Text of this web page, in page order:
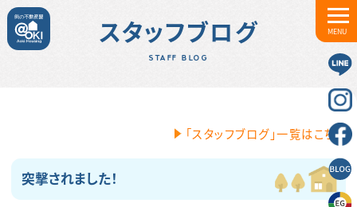
MENU
スタッフブログ
STAFF BLOG
「スタッフブログ」一覧はこちら
突撃されました！